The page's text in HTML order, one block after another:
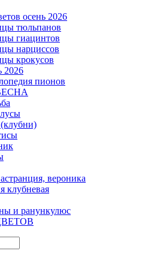
осень 2026
тюльпанов
гиацинтов
нарциссов
крокусов
2026
пионов
вероника
клубневая
и ранункулюс